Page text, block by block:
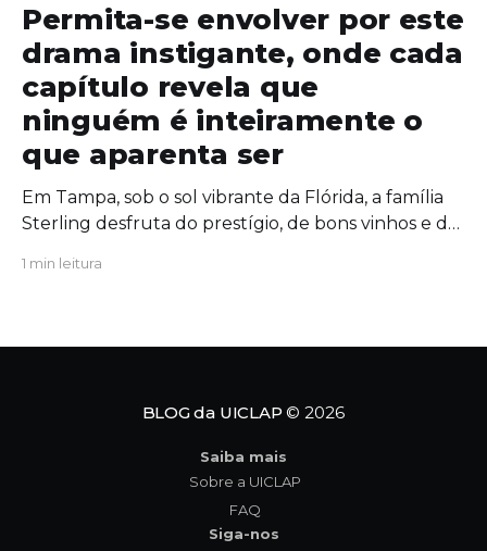
Permita-se envolver por este
drama instigante, onde cada
capítulo revela que
ninguém é inteiramente o
que aparenta ser
Em Tampa, sob o sol vibrante da Flórida, a família
Sterling desfruta do prestígio, de bons vinhos e de
trás das portas fechadas da mansão, segredos
ressurge com um
1 min leitura
BLOG da UICLAP © 2026
Saiba mais
Sobre a UICLAP
FAQ
Siga-nos